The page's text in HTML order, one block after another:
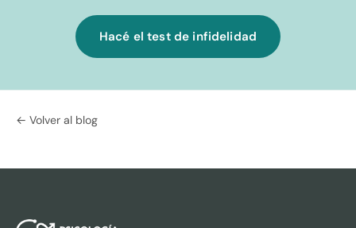
Hacé el test de infidelidad
← Volver al blog